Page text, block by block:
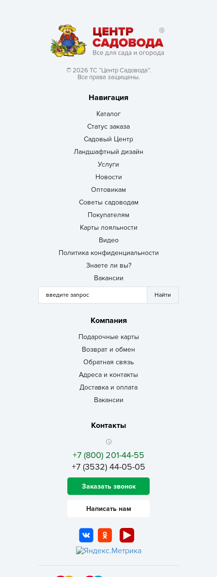
© 2026 ТС “Центр Садовода”.
Все права защищены.
Навигация
Каталог
Статус заказа
Садовый Центр
Ландшафтный дизайн
Услуги
Новости
Оптовикам
Советы садоводам
Покупателям
Карты лояльности
Видео
Политика конфиденциальности
Знаете ли вы?
Вакансии
Компания
Подарочные карты
Возврат и обмен
Обратная связь
Адреса и контакты
Доставка и оплата
Вакансии
Контакты
+7 (800) 201-44-55
+7 (3532) 44-05-05
Заказать звонок
Написать нам